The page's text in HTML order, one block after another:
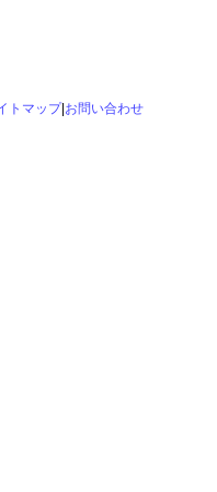
トマップ| お問い合わせ